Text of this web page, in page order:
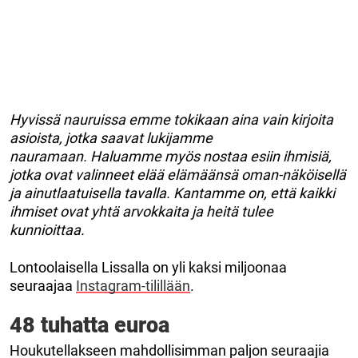
Hyvissä nauruissa emme tokikaan aina vain kirjoita
asioista, jotka saavat lukijamme
nauramaan. Haluamme myös nostaa esiin ihmisiä,
jotka ovat valinneet elää elämäänsä oman-näköisellä
ja ainutlaatuisella tavalla. Kantamme on, että kaikki
ihmiset ovat yhtä arvokkaita ja heitä tulee
kunnioittaa.
Lontoolaisella Lissalla on yli kaksi miljoonaa
seuraajaa Instagram-tilillään.
48 tuhatta euroa
Houkutellakseen mahdollisimman paljon seuraajia